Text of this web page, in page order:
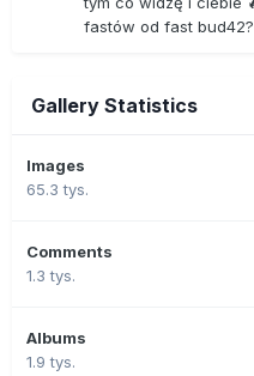
fastów od fast bud42?
Gallery Statistics
Images
65.3 tys.
Comments
1.3 tys.
Albums
1.9 tys.